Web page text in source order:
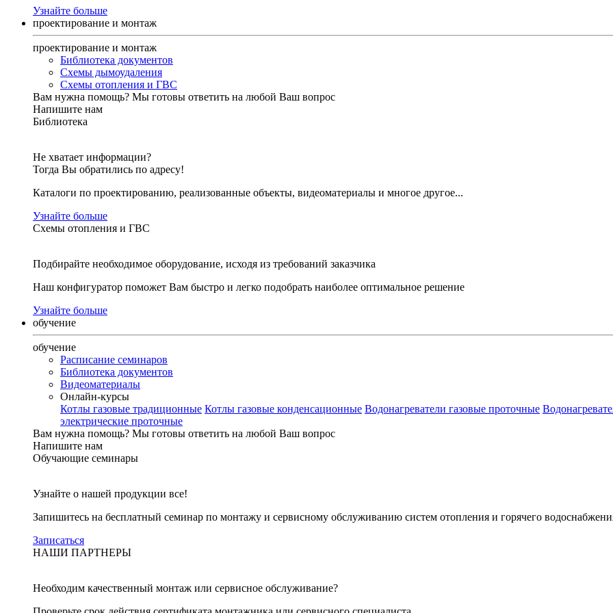
Узнайте больше
проектирование и монтаж
проектирование и монтаж
Библиотека документов
Схемы дымоудаления
Схемы отопления и ГВС
Вам нужна помощь? Мы готовы ответить на любой Ваш вопрос
Напишите нам
Библиотека
Не хватает информации?
Тогда Вы обратились по адресу!
Каталоги по проектированию, реализованные объекты, видеоматериалы и многое другое...
Узнайте больше
Схемы отопления и ГВС
Подбирайте необходимое оборудование, исходя из требований заказчика
Наш конфигуратор поможет Вам быстро и легко подобрать наиболее оптимальное решение
Узнайте больше
обучение
обучение
Расписание семинаров
Библиотека документов
Видеоматериалы
Онлайн-курсы
Котлы газовые традиционные Котлы газовые конденсационные Водонагреватели газовые проточные
электрические проточные
Вам нужна помощь? Мы готовы ответить на любой Ваш вопрос
Напишите нам
Обучающие семинары
Узнайте о нашей продукции все!
Запишитесь на бесплатный семинар по монтажу и сервисному обслуживанию систем отопления и горячего
Записаться
НАШИ ПАРТНЕРЫ
Необходим качественный монтаж или сервисное обслуживание?